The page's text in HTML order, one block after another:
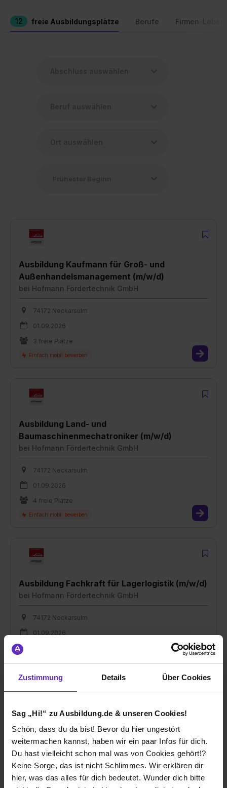
Zustimmung Details Über Cookies
Sag „Hi!“ zu Ausbildung.de & unseren Cookies!
Schön, dass du da bist! Bevor du hier ungestört
weitermachen kannst, haben wir ein paar Infos für dich.
Du hast vielleicht schon mal was von Cookies gehört!?
Keine Sorge, das ist nicht Schlimmes. Wir erklären dir
hier, was das alles für dich bedeutet. Wunder dich bitte
12 freie Ausbildungsplätze Berufe Firmen-
Ausbildung Kaufmann für Groß- und
Außenhandelsmanagement (m/w/d)
bei Hofmann Fördertechnik GmbH
74172 Neckarsulm
01.09.2026
3 freie Plätze
Ausbildung Land- und
Baumaschinenmechatroniker (m/w/d)
bei Hofmann Fördertechnik GmbH
74172 Neckarsulm
01.09.2026
4 freie Plätze
Ausbildung Fachkraft für Lagerlogistik (m/w/d)
bei Hofmann Fördertechnik GmbH
74172 Neckarsulm
01.09.2026
Ausbildung Mechatroniker (m/w/d)
beiHofmann Fördertechnik GmbH
74172 Neckarsulm
01.09.2026